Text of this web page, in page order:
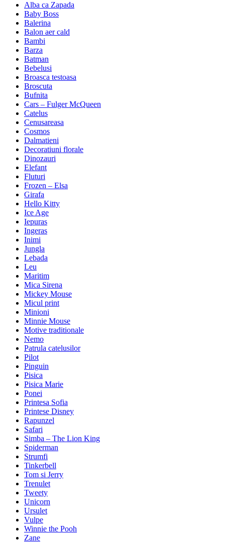
Alba ca Zapada
Baby Boss
Balerina
Balon aer cald
Bambi
Barza
Batman
Bebelusi
Broasca testoasa
Broscuta
Bufnita
Cars – Fulger McQueen
Catelus
Cenusareasa
Cosmos
Dalmatieni
Decoratiuni florale
Dinozauri
Elefant
Fluturi
Frozen – Elsa
Girafa
Hello Kitty
Ice Age
Iepuras
Ingeras
Inimi
Jungla
Lebada
Leu
Maritim
Mica Sirena
Mickey Mouse
Micul print
Minioni
Minnie Mouse
Motive traditionale
Nemo
Patrula catelusilor
Pilot
Pinguin
Pisica
Pisica Marie
Ponei
Printesa Sofia
Printese Disney
Rapunzel
Safari
Simba – The Lion King
Spiderman
Strumfi
Tinkerbell
Tom si Jerry
Trenulet
Tweety
Unicorn
Ursulet
Vulpe
Winnie the Pooh
Zane